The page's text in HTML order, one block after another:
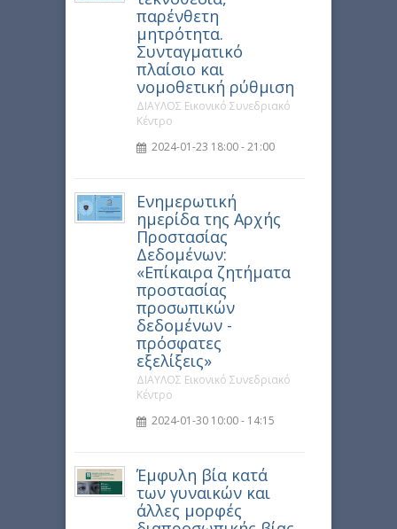
παρένθετη
μητρότητα.
Συνταγματικό
πλαίσιο και
νομοθετική ρύθμιση
ΔΙΑΥΛΟΣ Εικονικό Συνεδριακό
Κέντρο
2024-01-23 18:00 - 21:00
Ενημερωτική
ημερίδα της Αρχής
Προστασίας
Δεδομένων:
«Επίκαιρα ζητήματα
προστασίας
προσωπικών
δεδομένων -
πρόσφατες
εξελίξεις»
ΔΙΑΥΛΟΣ Εικονικό Συνεδριακό
Κέντρο
2024-01-30 10:00 - 14:15
Έμφυλη βία κατά
των γυναικών και
άλλες μορφές